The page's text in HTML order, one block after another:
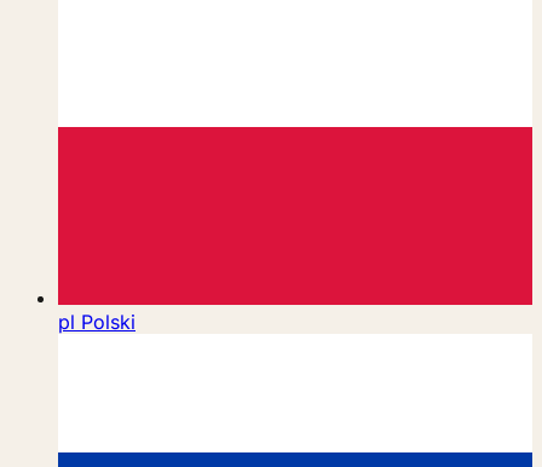
pl Polski